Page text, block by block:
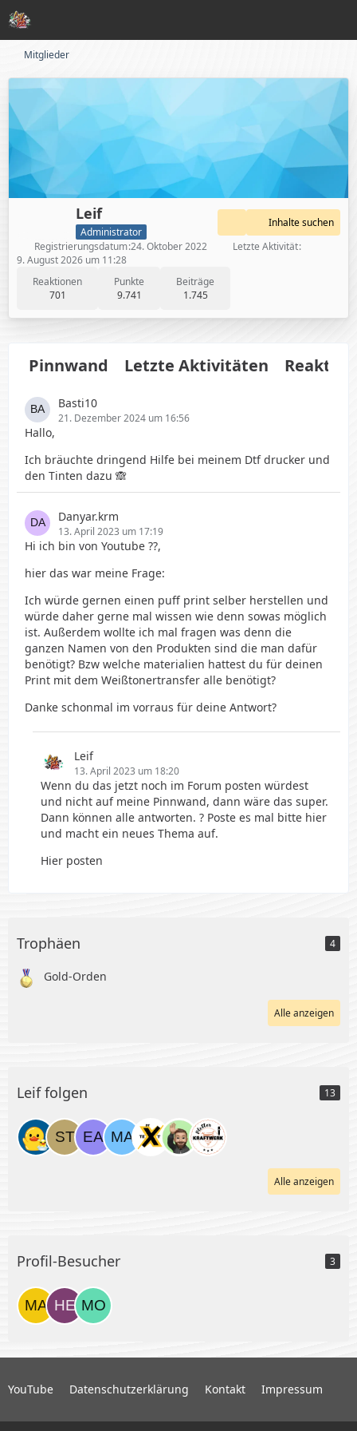
Mitglieder
Leif
Administrator
Reaktionen
701
Punkte
9.741
Beiträge
1.745
Inhalte suchen
Registrierungsdatum 24. Oktober 2022
Letzte Aktivität
9. August 2026 um 11:28
Pinnwand Letzte Aktivitäten
Basti10
21. Dezember 2024 um 16:56
Hallo,
Ich bräuchte dringend Hilfe bei meinem Dtf drucker und
den Tinten dazu 🙈
Danyar.krm
13. April 2023 um 17:19
Hi ich bin von Youtube ??,
hier das war meine Frage:
Ich würde gernen einen puff print selber herstellen und
würde daher gerne mal wissen wie denn sowas möglich
ist. Außerdem wollte ich mal fragen was denn die
ganzen Namen von den Produkten sind die man dafür
benötigt? Bzw welche materialien hattest du für deinen
Print mit dem Weißtonertransfer alle benötigt?
Danke schonmal im vorraus für deine Antwort?
Leif
13. April 2023 um 18:20
Wenn du das jetzt noch im Forum posten würdest
und nicht auf meine Pinnwand, dann wäre das super.
Dann können alle antworten. ? Poste es mal bitte hier
und macht ein neues Thema auf.
Hier posten
Trophäen 4
Gold-Orden
Alle anzeigen
Leif folgen 13
Alle anzeigen
Profil-Besucher 3
YouTube Datenschutzerklärung Kontakt Impressum